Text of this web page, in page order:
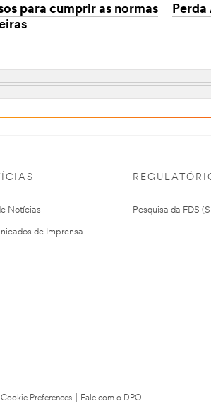
para cumprir as normas
Notícias
de Imprensa
Pesquisa da FDS
Cookie Preferences
Fale com o DPO